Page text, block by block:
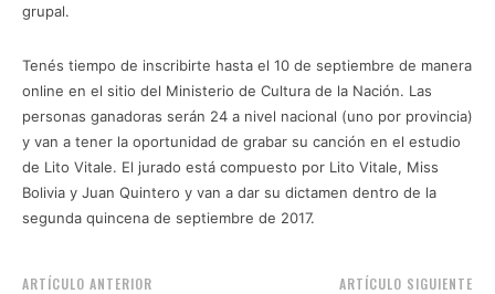
grupal.
Tenés tiempo de inscribirte hasta el 10 de septiembre de manera
online en el sitio del Ministerio de Cultura de la Nación. Las
personas ganadoras serán 24 a nivel nacional (uno por provincia)
y van a tener la oportunidad de grabar su canción en el estudio
de Lito Vitale. El jurado está compuesto por Lito Vitale, Miss
Bolivia y Juan Quintero y van a dar su dictamen dentro de la
segunda quincena de septiembre de 2017.
ARTÍCULO ANTERIOR ARTÍCULO SIGUIENTE